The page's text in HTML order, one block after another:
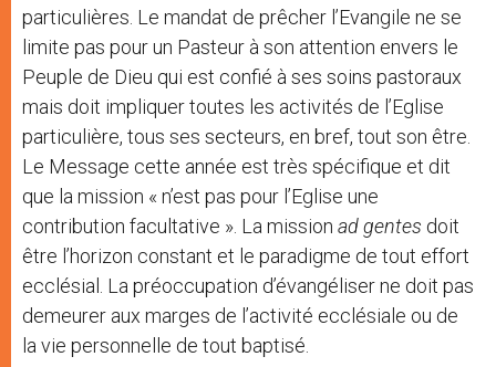
particulières. Le mandat de prêcher l’Evangile ne se
limite pas pour un Pasteur à son attention envers le
Peuple de Dieu qui est confié à ses soins pastoraux
mais doit impliquer toutes les activités de l’Eglise
particulière, tous ses secteurs, en bref, tout son être.
Le Message cette année est très spécifique et dit
que la mission « n’est pas pour l’Eglise une
contribution facultative ». La mission ad gentes doit
être l’horizon constant et le paradigme de tout effort
ecclésial. La préoccupation d’évangéliser ne doit pas
demeurer aux marges de l’activité ecclésiale ou de
la vie personnelle de tout baptisé.